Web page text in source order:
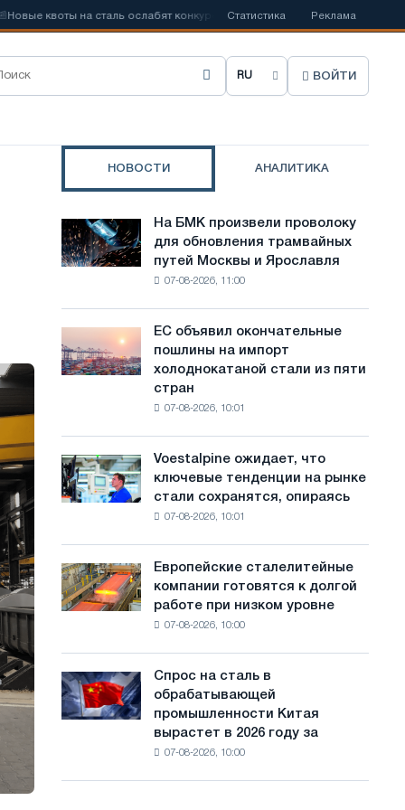
на сталь ослабят конкуренцию в Соединенном Королевстве
Статистика Реклама
В
б
т
ь
з
ы
й
ВОЙТИ
НОВОСТИ АНАЛИТИКА
На
БМК
произвели
трамвайных
путей
На БМК произвели проволоку
для обновления трамвайных
путей Москвы и Ярославля
07-08-2026, 11:00
объявил
окончательные
холоднокатаной
стали
из
ЕС объявил окончательные
пошлины на импорт
холоднокатаной стали из пяти
стран
07-08-2026, 10:01
Voestalpine
ожидает,
что
рынке
стали
на
диверсификацию
Voestalpine ожидает, что
ключевые тенденции на рынке
стали сохранятся, опираясь
07-08-2026, 10:01
Европейские
сталелитейные
компании
работе
при
Европейские сталелитейные
компании готовятся к долгой
работе при низком уровне
07-08-2026, 10:00
Спрос
на
сталь
обрабатывающей
Спрос на сталь в
обрабатывающей
промышленности Китая
вырастет в 2026 году за
07-08-2026, 10:00